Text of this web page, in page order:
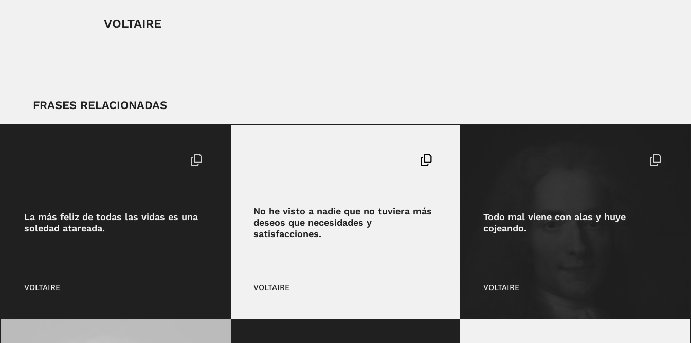
VOLTAIRE
FRASES RELACIONADAS
La más feliz de todas las vidas es una
soledad atareada.
VOLTAIRE
No he visto a nadie que no tuviera más
deseos que necesidades y
satisfacciones.
VOLTAIRE
Todo mal viene con alas y huye
cojeando.
VOLTAIRE